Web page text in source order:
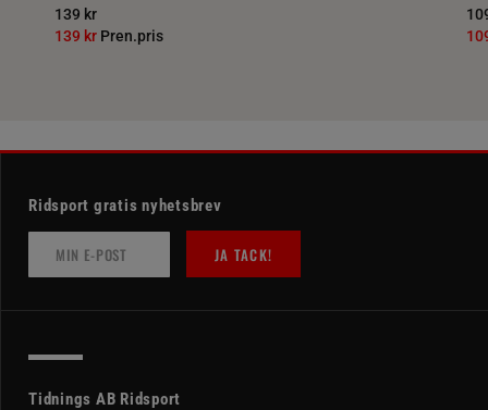
139 kr
139 kr Pren.pris
Ridsport gratis nyhetsbrev
JA TACK!
Tidnings AB Ridsport